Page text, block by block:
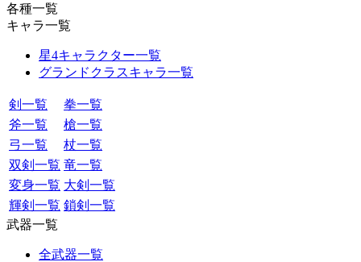
各種一覧
キャラ一覧
星4キャラクター一覧
グランドクラスキャラ一覧
剣一覧
拳一覧
斧一覧
槍一覧
弓一覧
杖一覧
双剣一覧 竜一覧
変身一覧 大剣一覧
輝剣一覧 鎖剣一覧
武器一覧
全武器一覧